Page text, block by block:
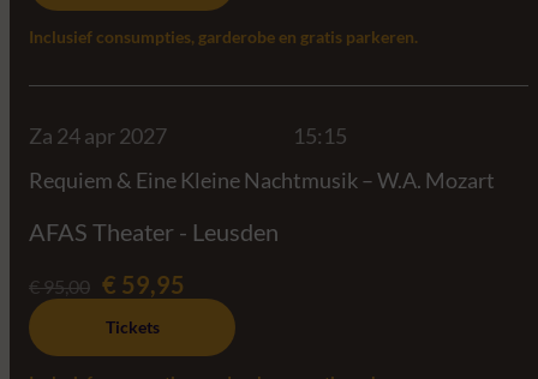
Inclusief consumpties, garderobe en gratis parkeren.
Za 24 apr 2027
15:15
Requiem & Eine Kleine Nachtmusik – W.A. Mozart
AFAS Theater - Leusden
€ 95,00 € 59,95
Tickets